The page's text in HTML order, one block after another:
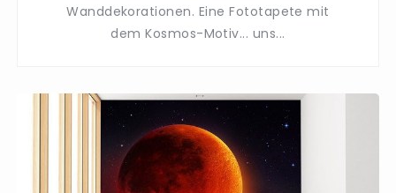
Wanddekorationen. Eine Fototapete mit
dem Kosmos-Motiv... uns...